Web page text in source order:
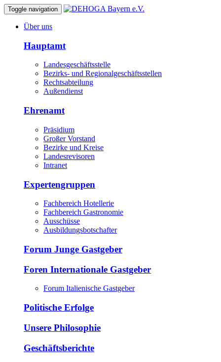
Toggle navigation
Über uns
Hauptamt
Landesgeschäftsstelle
Bezirks- und Regionalgeschäftsstellen
Rechtsabteilung
Außendienst
Ehrenamt
Präsidium
Großer Vorstand
Bezirke und Kreise
Landesrevisoren
Intranet
Expertengruppen
Fachbereich Hotellerie
Fachbereich Gastronomie
Ausschüsse
Ausbildungsbotschafter
Forum Junge Gastgeber
Foren Internationale Gastgeber
Forum Italienische Gastgeber
Politische Erfolge
Unsere Philosophie
Geschäftsberichte